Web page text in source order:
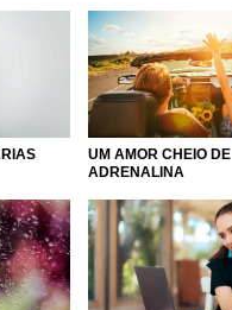
UM AMOR CHEIO DE
ADRENALINA